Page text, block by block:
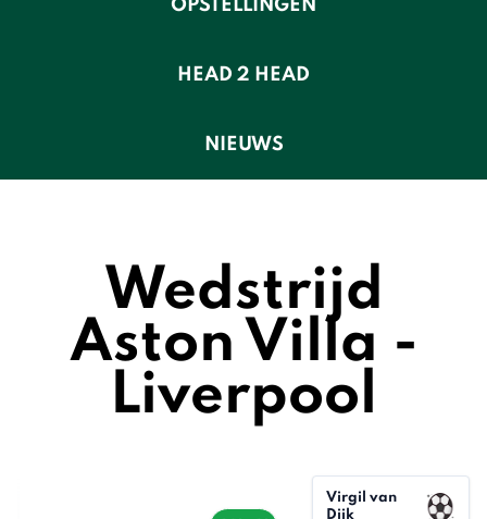
OPSTELLINGEN
HEAD 2 HEAD
NIEUWS
Wedstrijd
Aston Villa -
Liverpool
Virgil van
Dijk